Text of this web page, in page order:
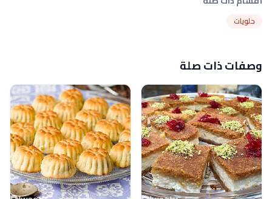
حلويات
وصفات ذات صلة